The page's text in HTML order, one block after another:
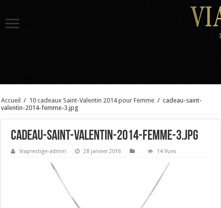
Accueil / 10 cadeaux Saint-Valentin 2014 pour Femme / cadeau-saint-
valentin-2014-femme-3.jpg
cadeau-saint-valentin-2014-femme-3.jpg
Viaprestige-admin 28 janvier 2016 14 Vues